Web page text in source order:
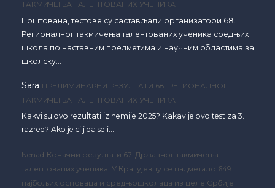
ТАКМИЧЕЊА ТАЛЕНТОВАНИХ УЧЕНИКА
Поштована, тестове су састављали организатори 68.
Регионалног такмичења талентованих ученика средњих
школа по наставним предметима и научним областима за
школску…
Sara ПРЕЛИМИНАРНИ РЕЗУЛТАТИ 68. РЕГИОНАЛНОГ
ТАКМИЧЕЊА ТАЛЕНТОВАНИХ УЧЕНИКА
Kakvi su ovo rezultati iz hemije 2025? Kakav je ovo test za 3.
razred? Ako je cilj da se i…
Nenad Коначни резултати 67. Државног такмичења
талентованих ученика: У Крагујевцу се надметало 649
најбољих основаца и средњошколаца из целе Србије